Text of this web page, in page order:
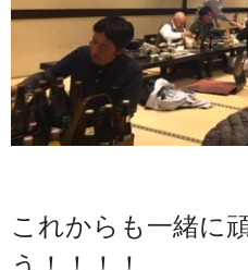
これからも一緒に